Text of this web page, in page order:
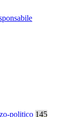
politico 145